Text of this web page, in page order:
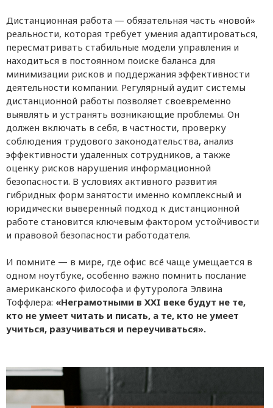
Дистанционная работа — обязательная часть «новой»
реальности, которая требует умения адаптироваться,
пересматривать стабильные модели управления и
находиться в постоянном поиске баланса для
минимизации рисков и поддержания эффективности
деятельности компании. Регулярный аудит системы
дистанционной работы позволяет своевременно
выявлять и устранять возникающие проблемы. Он
должен включать в себя, в частности, проверку
соблюдения трудового законодательства, анализ
эффективности удаленных сотрудников, а также
оценку рисков нарушения информационной
безопасности. В условиях активного развития
гибридных форм занятости именно комплексный и
юридически выверенный подход к дистанционной
работе становится ключевым фактором устойчивости
и правовой безопасности работодателя.
И помните — в мире, где офис всё чаще умещается в
одном ноутбуке, особенно важно помнить послание
американского философа и футуролога Элвина
Тоффлера: «Неграмотными в XXI веке будут не те,
кто не умеет читать и писать, а те, кто не умеет
учиться, разучиваться и переучиваться».